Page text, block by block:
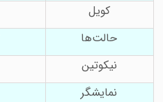
کویل
حالت‌ها
نیکوتین
نمایشگر